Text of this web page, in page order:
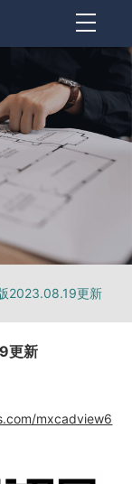
2023.08.19更新
更新
mxcadview6